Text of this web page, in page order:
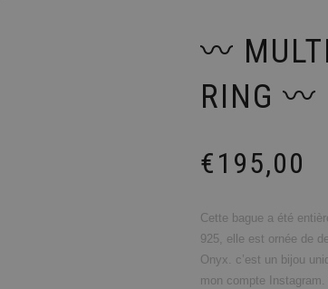
〰️
RING 〰️
€195,00
Cette bague a été
925, elle est ornée de
Onyx. c’est un bijou
mon compte